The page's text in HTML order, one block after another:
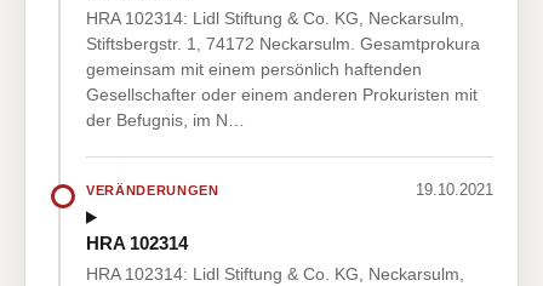
HRA 102314: Lidl Stiftung & Co. KG, Neckarsulm,
Stiftsbergstr. 1, 74172 Neckarsulm. Gesamtprokura
gemeinsam mit einem persönlich haftenden
Gesellschafter oder einem anderen Prokuristen mit
der Befugnis, im N…
VERÄNDERUNGEN 19.10.2021
HRA 102314
HRA 102314: Lidl Stiftung & Co. KG, Neckarsulm,